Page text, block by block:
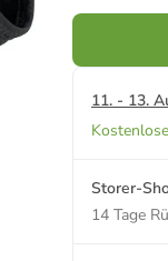
11. - 13.
Storer-
14 Tage